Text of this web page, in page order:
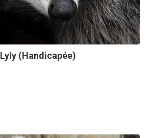
Lyly (Handicapée)